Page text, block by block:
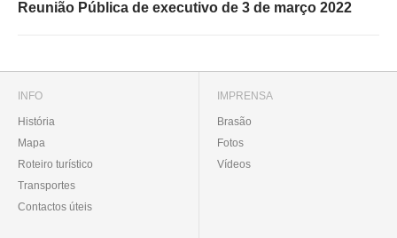
Reunião Pública de executivo de 3 de março 2022
INFO
História
Mapa
Roteiro turístico
Transportes
Contactos úteis
IMPRENSA
Brasão
Fotos
Vídeos